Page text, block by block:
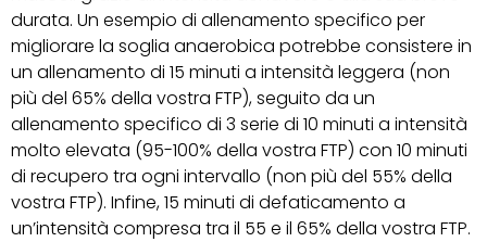
durata. Un esempio di allenamento specifico per
migliorare la soglia anaerobica potrebbe consistere in
un allenamento di 15 minuti a intensità leggera (non
più del 65% della vostra FTP), seguito da un
allenamento specifico di 3 serie di 10 minuti a intensità
molto elevata (95-100% della vostra FTP) con 10 minuti
di recupero tra ogni intervallo (non più del 55% della
vostra FTP). Infine, 15 minuti di defaticamento a
un’intensità compresa tra il 55 e il 65% della vostra FTP.